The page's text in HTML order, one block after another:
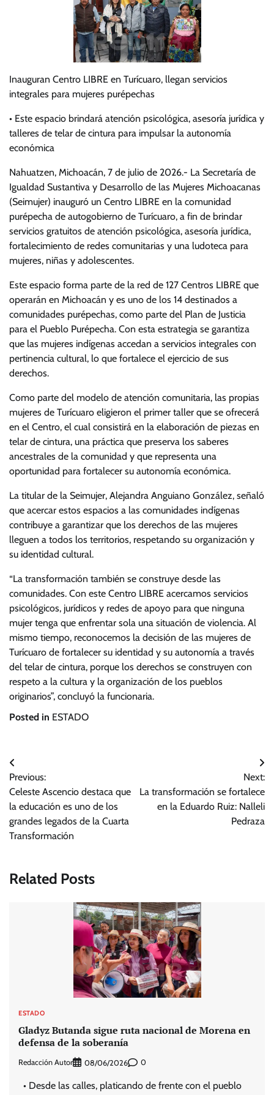
Inauguran Centro LIBRE en Turícuaro, llegan servicios
integrales para mujeres purépechas
• Este espacio brindará atención psicológica, asesoría jurídica y
talleres de telar de cintura para impulsar la autonomía
económica
Nahuatzen, Michoacán, 7 de julio de 2026.- La Secretaría de
Igualdad Sustantiva y Desarrollo de las Mujeres Michoacanas
(Seimujer) inauguró un Centro LIBRE en la comunidad
purépecha de autogobierno de Turícuaro, a fin de brindar
servicios gratuitos de atención psicológica, asesoría jurídica,
fortalecimiento de redes comunitarias y una ludoteca para
mujeres, niñas y adolescentes.
Este espacio forma parte de la red de 127 Centros LIBRE que
operarán en Michoacán y es uno de los 14 destinados a
comunidades purépechas, como parte del Plan de Justicia
para el Pueblo Purépecha. Con esta estrategia se garantiza
que las mujeres indígenas accedan a servicios integrales con
pertinencia cultural, lo que fortalece el ejercicio de sus
derechos.
Como parte del modelo de atención comunitaria, las propias
mujeres de Turícuaro eligieron el primer taller que se ofrecerá
en el Centro, el cual consistirá en la elaboración de piezas en
telar de cintura, una práctica que preserva los saberes
ancestrales de la comunidad y que representa una
oportunidad para fortalecer su autonomía económica.
La titular de la Seimujer, Alejandra Anguiano González, señaló
que acercar estos espacios a las comunidades indígenas
contribuye a garantizar que los derechos de las mujeres
lleguen a todos los territorios, respetando su organización y
su identidad cultural.
“La transformación también se construye desde las
comunidades. Con este Centro LIBRE acercamos servicios
psicológicos, jurídicos y redes de apoyo para que ninguna
mujer tenga que enfrentar sola una situación de violencia. Al
mismo tiempo, reconocemos la decisión de las mujeres de
Turícuaro de fortalecer su identidad y su autonomía a través
del telar de cintura, porque los derechos se construyen con
respeto a la cultura y la organización de los pueblos
originarios”, concluyó la funcionaria.
Posted in ESTADO
Navegación
de
entradas
Previous:
Celeste Ascencio destaca que
la educación es uno de los
grandes legados de la Cuarta
Transformación
Next:
La transformación se fortalece
en la Eduardo Ruiz: Nalleli
Pedraza
Related Posts
ESTADO
Gladyz Butanda sigue ruta nacional de Morena en
defensa de la soberanía
Redacción Autor 08/06/2026 0
• Desde las calles, platicando de frente con el pueblo